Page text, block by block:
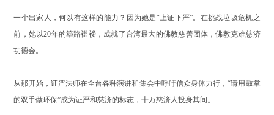
一个出家人，何以有这样的能力？因为她是“上证下严”。在挑战垃圾危机之
前，她以20年的筚路褴褛，成就了台湾最大的佛教慈善团体，佛教克难慈济
功德会。
从那开始，证严法师在全台各种演讲和集会中呼吁信众身体力行，“请用鼓掌
的双手做环保”成为证严和慈济的标志，十万慈济人投身其间。